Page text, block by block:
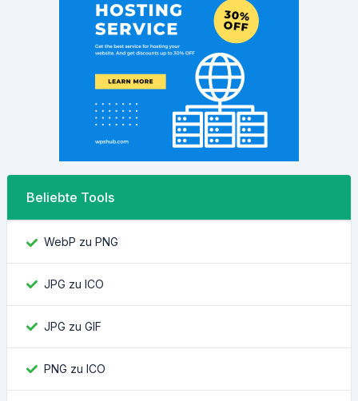
Beliebte Tools
WebP zu PNG
JPG zu ICO
JPG zu GIF
PNG zu ICO